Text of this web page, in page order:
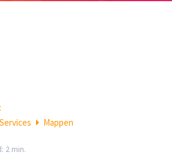
Services Mappen
2 min.